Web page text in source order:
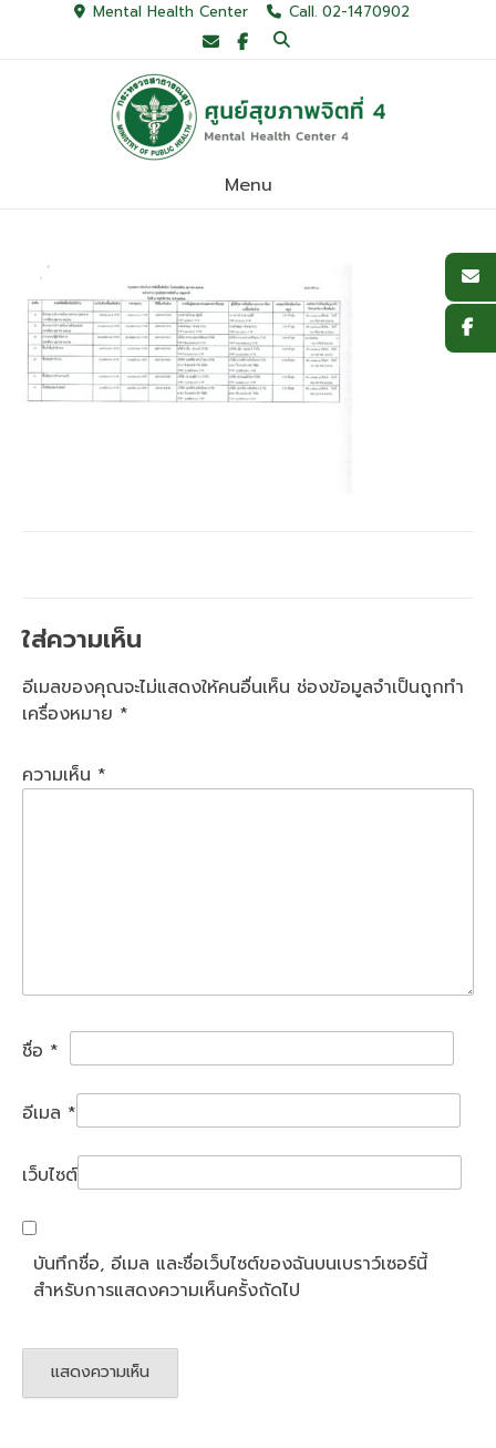
Mental Health Center Call. 02-1470902
Menu
ใส่ความเห็น
อีเมลของคุณจะไม่แสดงให้คนอื่นเห็น ช่องข้อมูลจำเป็นถูกทำ
เครื่องหมาย *
ความเห็น *
ชื่อ *
อีเมล *
เว็บไซต์
บันทึกชื่อ, อีเมล และชื่อเว็บไซต์ของฉันบนเบราว์เซอร์นี้
สำหรับการแสดงความเห็นครั้งถัดไป